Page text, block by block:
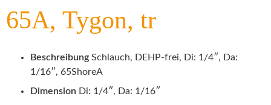
65A, Tygon, tr
Beschreibung Schlauch, DEHP-frei, Di: 1/4″, Da:
1/16″, 65ShoreA
Dimension Di: 1/4″, Da: 1/16″